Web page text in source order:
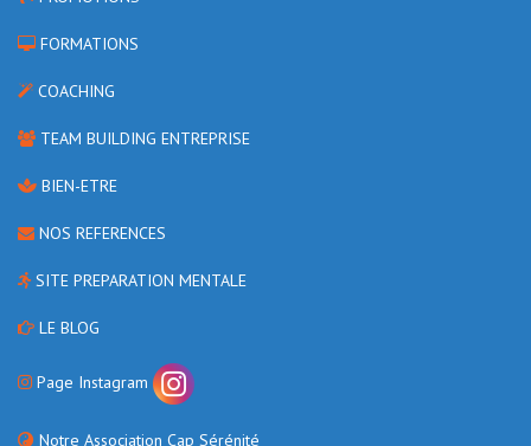
FORMATIONS
COACHING
TEAM BUILDING ENTREPRISE
BIEN-ETRE
NOS REFERENCES
SITE PREPARATION MENTALE
LE BLOG
Page Instagram
Notre Association Cap Sérénité